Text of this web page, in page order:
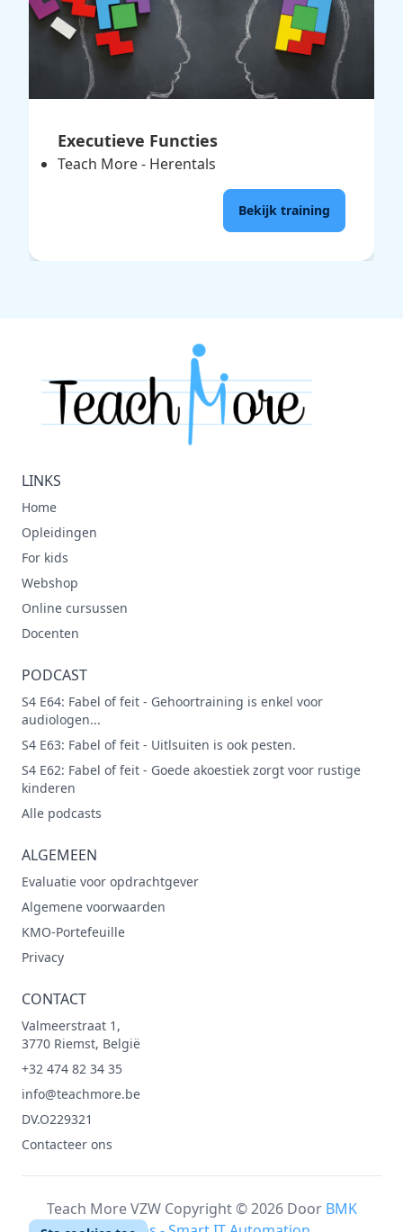
Executieve Functies
Teach More - Herentals
Bekijk training
LINKS
Home
Opleidingen
For kids
Webshop
Online cursussen
Docenten
PODCAST
S4 E64: Fabel of feit - Gehoortraining is enkel voor
audiologen...
S4 E63: Fabel of feit - Uitlsuiten is ook pesten.
S4 E62: Fabel of feit - Goede akoestiek zorgt voor rustige
kinderen
Alle podcasts
ALGEMEEN
Evaluatie voor opdrachtgever
Algemene voorwaarden
KMO-Portefeuille
Privacy
CONTACT
Valmeerstraat 1,
3770 Riemst, België
+32 474 82 34 35
info@teachmore.be
DV.O229321
Contacteer ons
Teach More VZW Copyright © 2026 Door BMK